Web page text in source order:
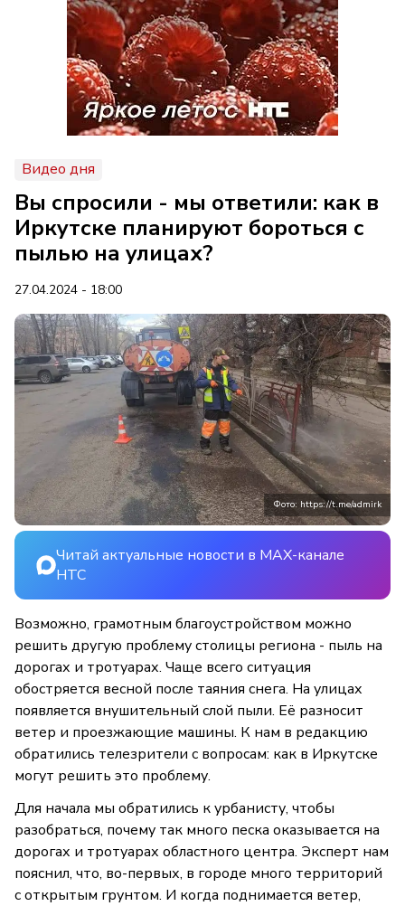
Видео дня
Вы спросили - мы ответили: как в
Иркутске планируют бороться с
пылью на улицах?
27.04.2024 - 18:00
Фото: https://t.me/admirk
Читай актуальные новости в MAX-канале
НТС
Возможно, грамотным благоустройством можно
решить другую проблему столицы региона - пыль на
дорогах и тротуарах. Чаще всего ситуация
обостряется весной после таяния снега. На улицах
появляется внушительный слой пыли. Её разносит
ветер и проезжающие машины. К нам в редакцию
обратились телезрители с вопросам: как в Иркутске
могут решить это проблему.
Для начала мы обратились к урбанисту, чтобы
разобраться, почему так много песка оказывается на
дорогах и тротуарах областного центра. Эксперт нам
пояснил, что, во-первых, в городе много территорий
с открытым грунтом. И когда поднимается ветер,